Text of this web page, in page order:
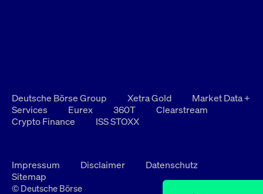
Deutsche Börse Group Xetra Gold
Market Data +
Services
Eurex 360T
Clearstream
Crypto Finance
ISS STOXX
Impressum Disclaimer
Datenschutz
Sitemap
© Deutsche Börse